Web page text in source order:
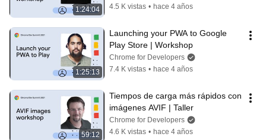
1:24:04
4.5 K vistas • hace 4 años
1:25:13
Launching your PWA to Google
Play Store | Workshop
Chrome for Developers
7.4 K vistas • hace 4 años
59:12
Tiempos de carga más rápidos con
imágenes AVIF | Taller
Chrome for Developers
4.6 K vistas • hace 4 años